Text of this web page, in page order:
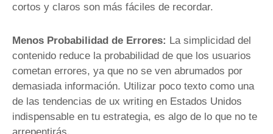
cortos y claros son más fáciles de recordar.
Menos Probabilidad de Errores: La simplicidad del
contenido reduce la probabilidad de que los usuarios
cometan errores, ya que no se ven abrumados por
demasiada información. Utilizar poco texto como una
de las tendencias de ux writing en Estados Unidos
indispensable en tu estrategia, es algo de lo que no te